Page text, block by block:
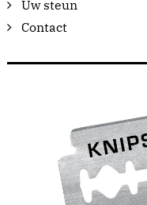
Uw steun
Contact